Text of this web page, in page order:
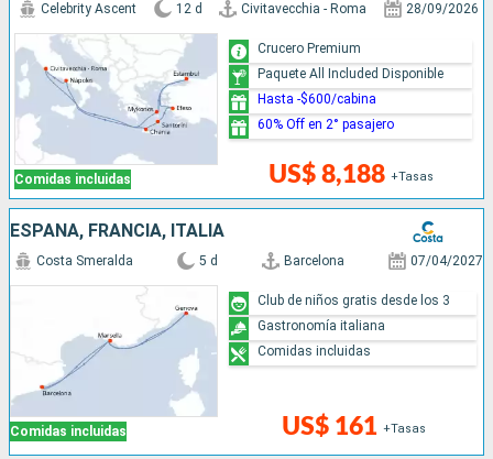
Comidas incluidas
Celebrity Ascent 12 d Civitavecchia - Roma 28/09/2026
US$ 8,188 +Tasas
Crucero Premium
Paquete All Included Disponible
Hasta -$600/cabina
60% Off en 2° pasajero
ESPAÑA, FRANCIA, ITALIA
Comidas incluidas
Costa Smeralda 5 d Barcelona 07/04/2027
US$ 161 +Tasas
Club de niños gratis desde los 3
Gastronomía italiana
Comidas incluidas